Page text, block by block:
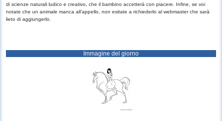
di scienze naturali ludico e creativo, che il bambino accetterà con piacere. Infine, se voi
notate che un animale manca all’appello, non esitate a richiederlo al webmaster che sarà
lieto di aggiungerlo.
Immagine del giorno